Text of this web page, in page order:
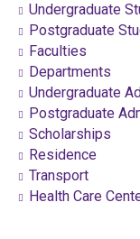
Undergraduate
Postgraduate
Faculties
Departments
Undergraduate
Postgraduate
Scholarships
Residence
Transport
Health Care